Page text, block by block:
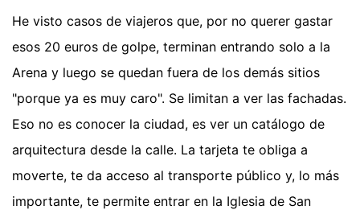
He visto casos de viajeros que, por no querer gastar
esos 20 euros de golpe, terminan entrando solo a la
Arena y luego se quedan fuera de los demás sitios
"porque ya es muy caro". Se limitan a ver las fachadas.
Eso no es conocer la ciudad, es ver un catálogo de
arquitectura desde la calle. La tarjeta te obliga a
moverte, te da acceso al transporte público y, lo más
importante, te permite entrar en la Iglesia de San